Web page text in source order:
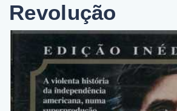
Revolução